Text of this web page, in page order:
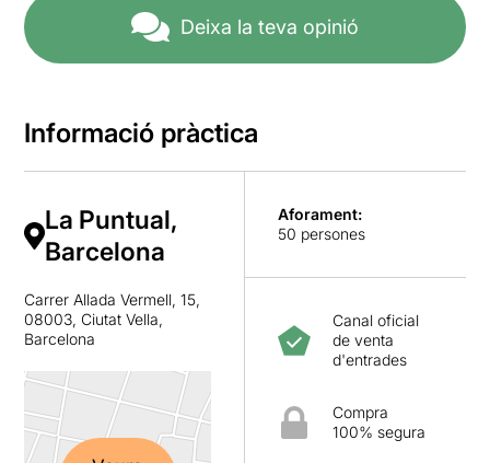
Deixa la teva opinió
Informació pràctica
La Puntual,
Barcelona
Carrer Allada Vermell, 15,
08003, Ciutat Vella,
Barcelona
Aforament:
50 persones
Canal oficial
de venta
d'entrades
Compra
100% segura